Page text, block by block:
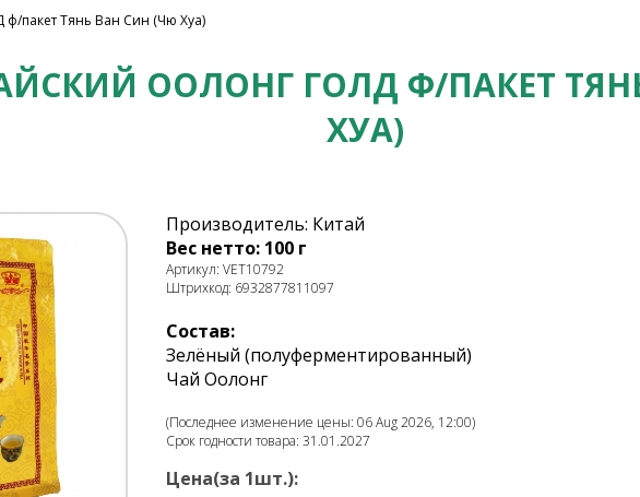
пакет Тянь Ван Син (Чю Хуа)
ООЛОНГ ГОЛД Ф/ПАКЕТ
ХУА)
Производитель: Китай
Вес нетто: 100 г
Артикул: VET10792
Штрихкод: 6932877811097
Состав:
Зелёный (полуферментированный)
Чай Оолонг
(Последнее изменение цены: 06 Aug 2026, 12:00)
Срок годности товара: 31.01.2027
Цена(за 1шт.):